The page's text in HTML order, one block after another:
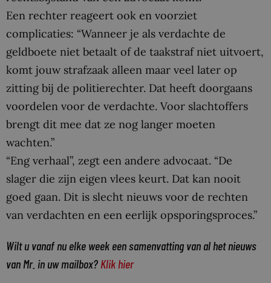
Een rechter reageert ook en voorziet
complicaties: “Wanneer je als verdachte de
geldboete niet betaalt of de taakstraf niet uitvoert,
komt jouw strafzaak alleen maar veel later op
zitting bij de politierechter. Dat heeft doorgaans
voordelen voor de verdachte. Voor slachtoffers
brengt dit mee dat ze nog langer moeten
wachten.”
“Eng verhaal”, zegt een andere advocaat. “De
slager die zijn eigen vlees keurt. Dat kan nooit
goed gaan. Dit is slecht nieuws voor de rechten
van verdachten en een eerlijk opsporingsproces.”
Wilt u vanaf nu elke week een samenvatting van al het nieuws
van Mr. in uw mailbox? Klik hier